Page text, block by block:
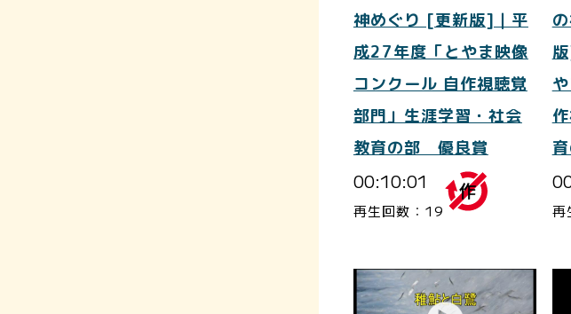
神めぐり [更新版]｜平
成27年度「とやま映像
コンクール 自作視聴覚
部門」生涯学習・社会
教育の部 優良賞
00:10:01
再生回数：19 再